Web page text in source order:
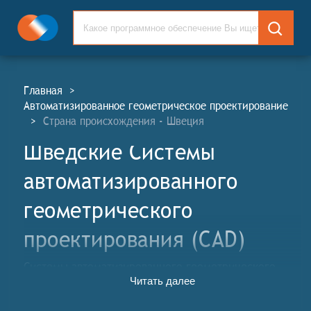
Главная >
Автоматизированное геометрическое проектирование
> Страна происхождения - Швеция
Шведские Системы
автоматизированного
геометрического
проектирования (CAD)
проектирования (САПР, англ. Computer-Aided Design
Читать далее